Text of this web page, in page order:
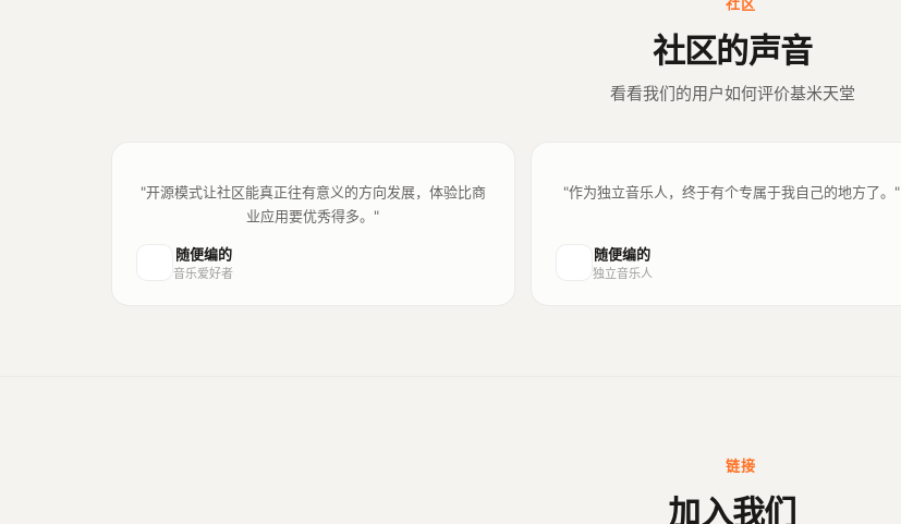
社区的声音
看看我们的用户如何评价基米天堂
"开源模式让社区能真正往有意义的方向发展，体验比商
业应用要优秀得多。"
随便编的
音乐爱好者
"作为独立音乐人，终于有个专属于我自己的地方了。"
随便编的
独立音乐人
链接
加入我们